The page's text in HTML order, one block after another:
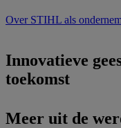
Over STIHL als
Innovatieve
toekomst
Meer uit de